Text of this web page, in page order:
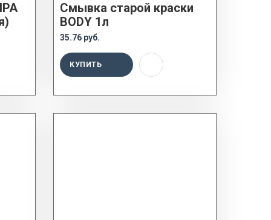
Смывка старой краски
BODY 1л
35.76 руб.
КУПИТЬ